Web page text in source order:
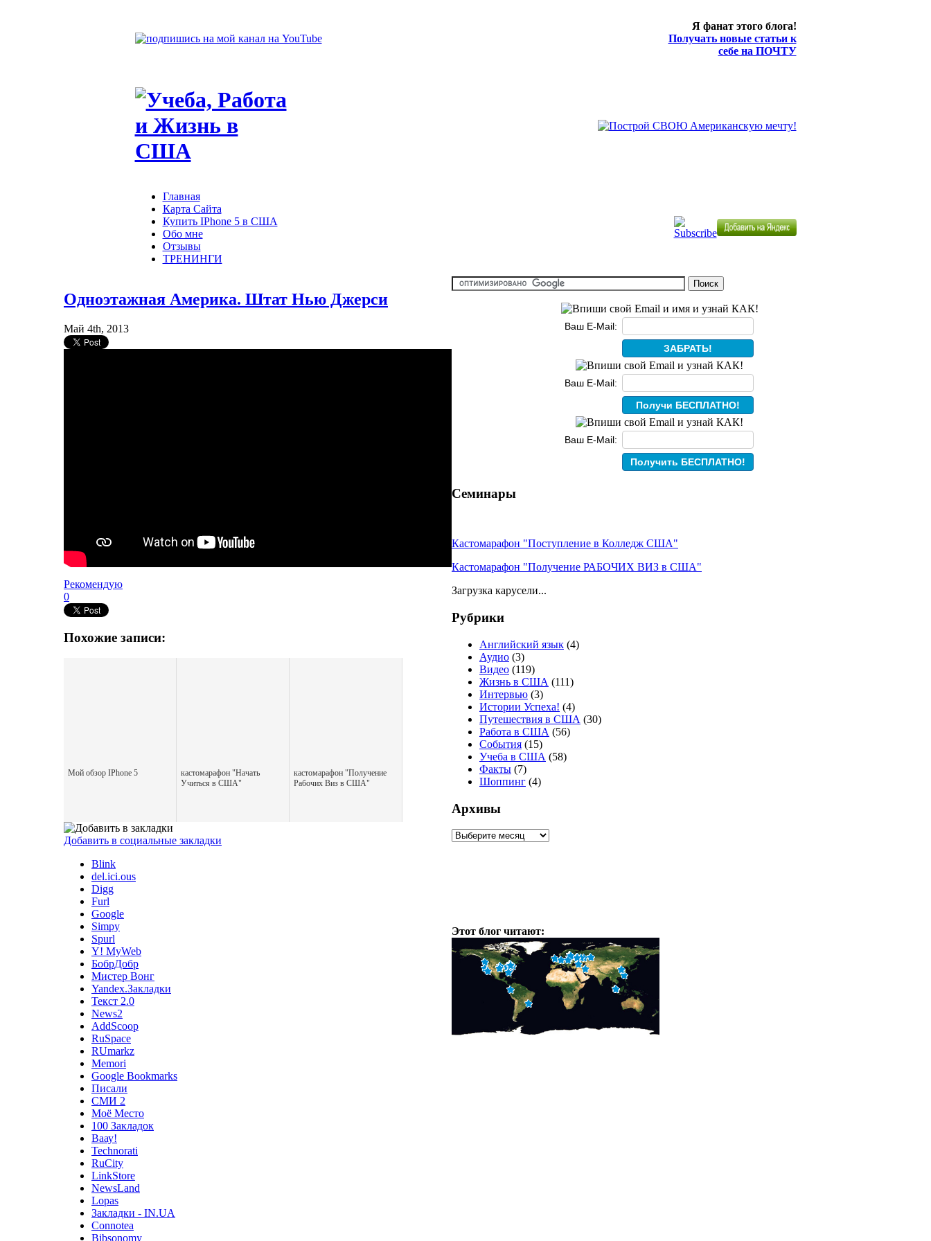
Я фанат этого блога!
Получать новые статьи к
себе на ПОЧТУ
Главная
Карта Сайта
Купить IPhone 5 в США
Обо мне
Отзывы
ТРЕНИНГИ
Одноэтажная Америка. Штат Нью Джерси
Май 4th, 2013
Рекомендую
0
Похожие записи:
Мой обзор IPhone 5
кастомарафон "Начать
Учиться в США"
кастомарафон "Получение
Рабочих Виз в США"
Добавить в социальные закладки
Blink
del.ici.ous
Digg
Furl
Google
Simpy
Spurl
Y! MyWeb
БобрДобр
Мистер Вонг
Yandex.Закладки
Текст 2.0
News2
AddScoop
RuSpace
RUmarkz
Memori
Google Bookmarks
Писали
СМИ 2
Моё Место
100 Закладок
Ваау!
Technorati
RuCity
LinkStore
NewsLand
Lopas
Закладки - IN.UA
Connotea
Bibsonomy
Ваш E-Mail:
Ваш E-Mail:
Ваш E-Mail:
Семинары
Кастомарафон "Поступление в Колледж США"
Кастомарафон "Получение РАБОЧИХ ВИЗ в США"
Загрузка карусели...
Рубрики
Английский язык (4)
Аудио (3)
Видео (119)
Жизнь в США (111)
Интервью (3)
Истории Успеха! (4)
Путешествия в США (30)
Работа в США (56)
События (15)
Учеба в США (58)
Факты (7)
Шоппинг (4)
Архивы
Этот блог читают: